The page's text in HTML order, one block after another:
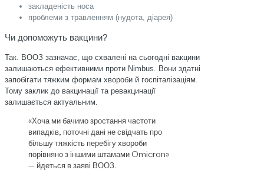
закладеність носа
проблеми з травленням (нудота, діарея)
Чи допоможуть вакцини?
Так. ВООЗ зазначає, що схвалені на сьогодні вакцини
залишаються ефективними проти Nimbus. Вони здатні
запобігати тяжким формам хвороби й госпіталізаціям.
Тому заклик до вакцинації та ревакцинації
залишається актуальним.
«Хоча ми бачимо зростання частоти
випадків, поточні дані не свідчать про
більшу тяжкість перебігу хвороби
порівняно з іншими штамами Omicron»
— йдеться в заяві ВООЗ.